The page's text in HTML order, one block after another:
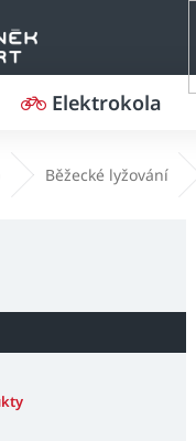
Elektrokola
Běžecké lyžování